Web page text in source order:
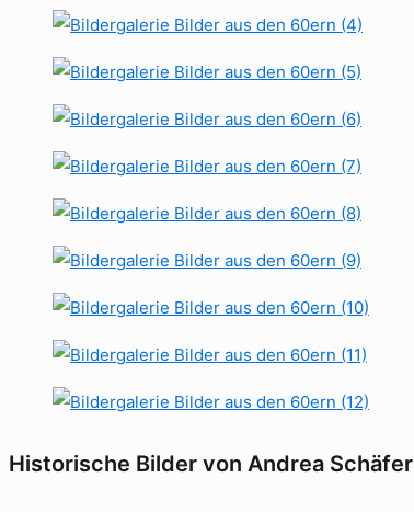
Historische Bilder von Andrea Schäfer